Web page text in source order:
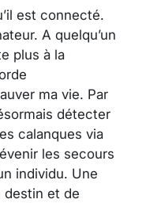
est connecté.
A quelqu’un
plus à la
ma vie. Par
détecter
calanques via
les secours
individu. Une
destin et de